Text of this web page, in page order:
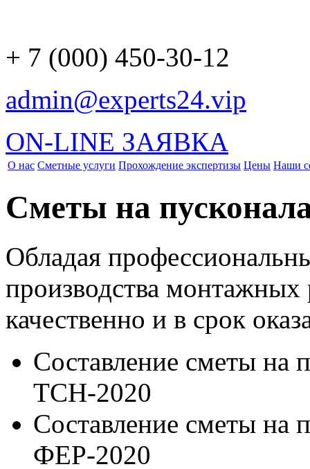
+ 7 (000) 450-30-12
admin@experts24.vip
ON-LINE ЗАЯВКА
О нас Сметные услуги Прохождение экспертизы Цены Наши
Сметы на
Обладая
производства
качественно и в срок
Составление сметы на
ТСН-2020
Составление сметы на
ФЕР-2020